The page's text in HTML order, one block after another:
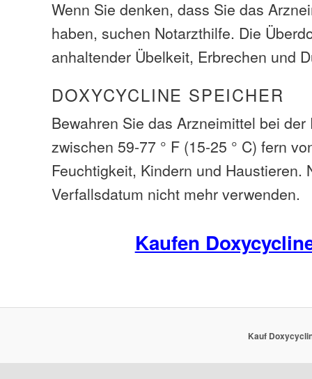
Wenn Sie denken, dass Sie das
haben, suchen Notarzthilfe. Die
anhaltender Übelkeit, Erbrechen und
DOXYCYCLINE SPEICHER
Bewahren Sie das Arzneimittel bei
zwischen 59-77 ° F (15-25 ° C) fern
Feuchtigkeit, Kindern und Haustieren.
Verfallsdatum nicht mehr verwenden.
Kaufen
Kauf